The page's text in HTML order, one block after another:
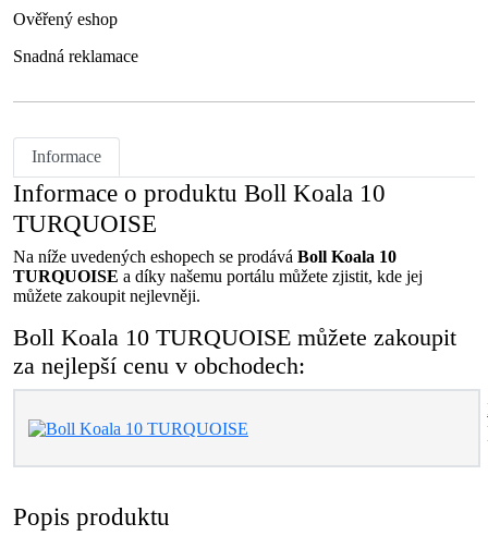
Ověřený eshop
Snadná reklamace
Informace
Informace o produktu Boll Koala 10
TURQUOISE
Na níže uvedených eshopech se prodává Boll Koala 10
TURQUOISE a díky našemu portálu můžete zjistit, kde jej
můžete zakoupit nejlevněji.
Boll Koala 10 TURQUOISE můžete zakoupit
za nejlepší cenu v obchodech:
Popis produktu